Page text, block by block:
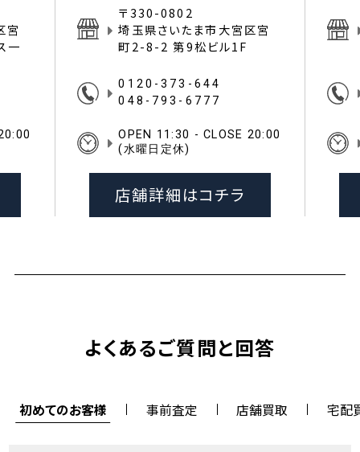
宮
一
〒330-0802
埼玉県さいたま市大宮区宮
町2-8-2 第9松ビル1F
0120-373-644
048-793-6777
OPEN 11:30 - CLOSE 20:00
(水曜日定休)
店舗詳細はコチラ
よくあるご質問と回答
初めてのお客様 事前査定 店舗買取 宅配